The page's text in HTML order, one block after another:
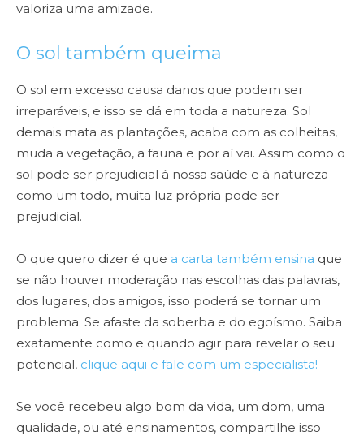
valoriza uma amizade.
O sol também queima
O sol em excesso causa danos que podem ser
irreparáveis, e isso se dá em toda a natureza. Sol
demais mata as plantações, acaba com as colheitas,
muda a vegetação, a fauna e por aí vai. Assim como o
sol pode ser prejudicial à nossa saúde e à natureza
como um todo, muita luz própria pode ser
prejudicial.
O que quero dizer é que a carta também ensina que
se não houver moderação nas escolhas das palavras,
dos lugares, dos amigos, isso poderá se tornar um
problema. Se afaste da soberba e do egoísmo. Saiba
exatamente como e quando agir para revelar o seu
potencial, clique aqui e fale com um especialista!
Se você recebeu algo bom da vida, um dom, uma
qualidade, ou até ensinamentos, compartilhe isso